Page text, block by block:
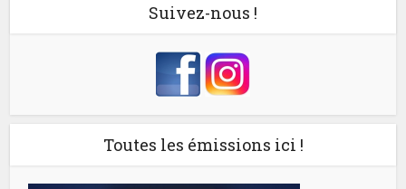
Suivez-nous !
Toutes les émissions ici !